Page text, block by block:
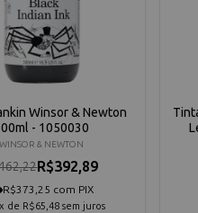
Winsor & Newton
- 1050030
WINSOR & NEWTON
R$392,89
R$373,25 com PIX
x de R$65,48 sem juros